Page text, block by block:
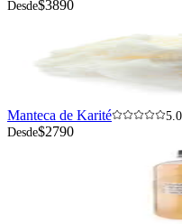
Desde$3890
Manteca de Karité
Desde$2790